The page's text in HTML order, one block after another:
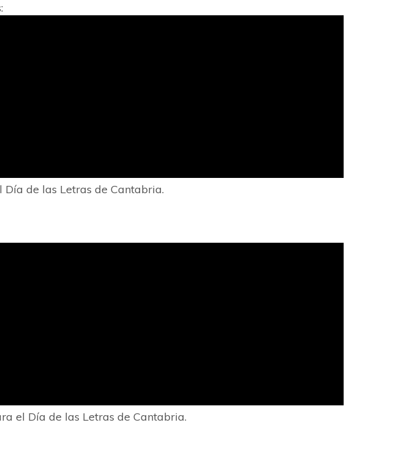
de las Letras de Cantabria.
el Día de las Letras de Cantabria.